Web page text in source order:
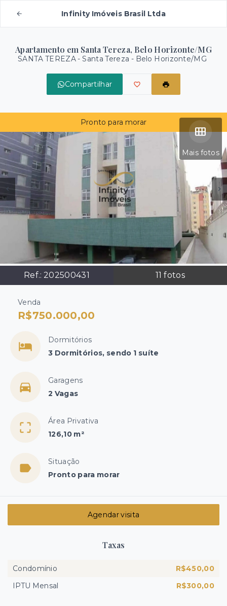
Infinity Imóveis Brasil Ltda
Apartamento em Santa Tereza, Belo Horizonte/MG
SANTA TEREZA -Santa Tereza - Belo Horizonte/MG
Compartilhar
Mais fotos
Ref.: 202500431 11 fotos
Pronto para morar
Venda
R$750.000,00
Dormitórios
3 Dormitórios, sendo 1 suíte
Garagens
2 Vagas
Área Privativa
126,10 m²
Situação
Pronto para morar
Agendar visita
Taxas
Condomínio
R$450,00
IPTU Mensal
R$300,00